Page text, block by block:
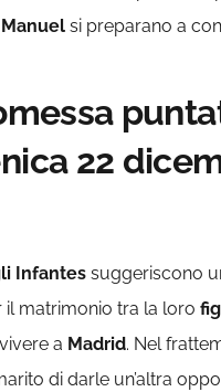
Manuel si preparano a
22
Infantes suggeriscono
il matrimonio tra la loro
a Madrid. Nel
di darle un’altra